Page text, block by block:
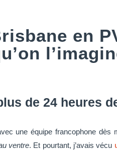
en
de 24 heures
une équipe francophone dès
ventre. Et pourtant, j’avais vécu